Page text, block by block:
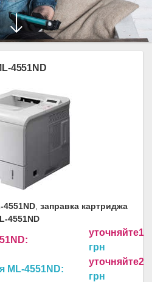
4551ND
4551ND заправка картриджа
4551ND
уточняйте1
грн
ML-4551ND:
уточняйте2
грн